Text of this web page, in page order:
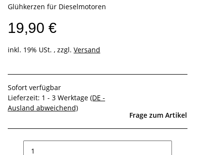
Glühkerzen für Dieselmotoren
19,90 €
inkl. 19% USt. , zzgl. Versand
Sofort verfügbar
Lieferzeit: 1 - 3 Werktage (DE -
Ausland abweichend)
Frage zum Artikel